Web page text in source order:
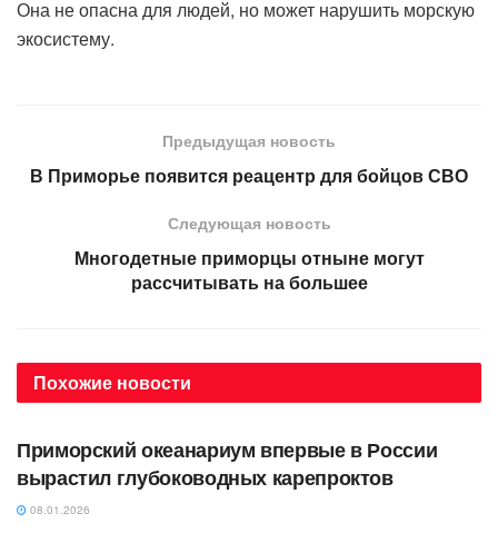
Она не опасна для людей, но может нарушить морскую
экосистему.
Предыдущая новость
В Приморье появится реацентр для бойцов СВО
Следующая новость
Многодетные приморцы отныне могут
рассчитывать на большее
Похожие новости
АВТОРСКОЕ
Приморский океанариум впервые в России
вырастил глубоководных карепроктов
08.01.2026